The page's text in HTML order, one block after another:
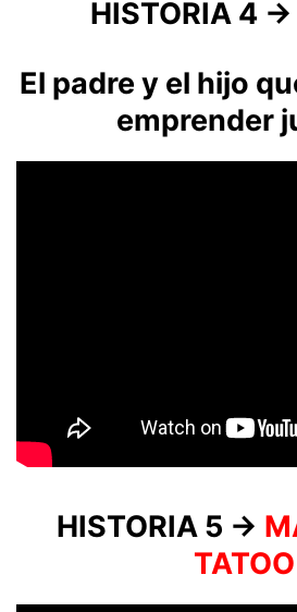
HISTORIA 4 →
El padre y el hijo
emprender
HISTORIA 5 →
TATOO